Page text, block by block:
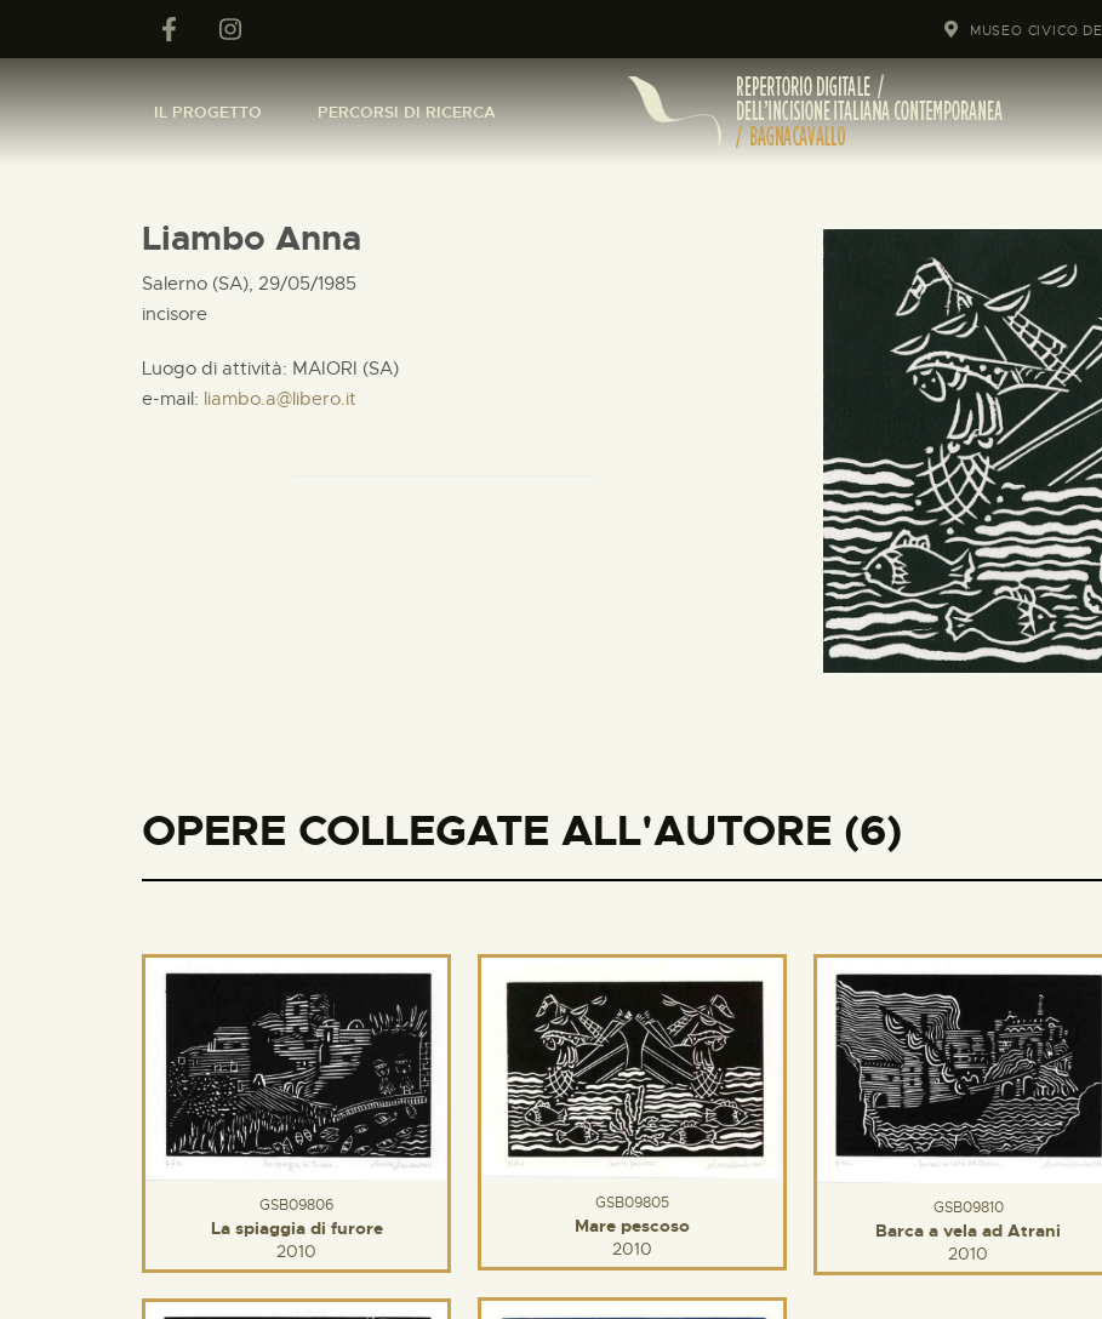
MUSEO CIVICO
IL PROGETTO PERCORSI DI RICERCA
Liambo Anna
Salerno (SA), 29/05/1985
incisore
Luogo di attività: MAIORI (SA)
e-mail: liambo.a@libero.it
OPERE COLLEGATE ALL'AUTORE (6)
GSB09806
La spiaggia di furore
2010
GSB09805
Mare pescoso
2010
GSB09810
Barca a vela ad Atrani
2010